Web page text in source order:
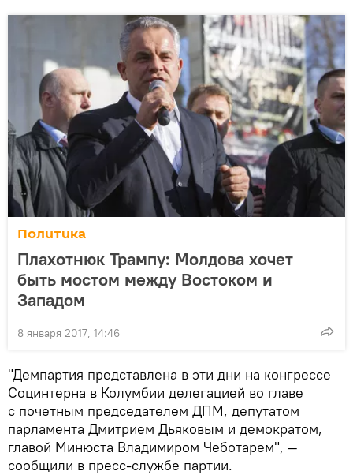
Политика
Плахотнюк Трампу: Молдова хочет
быть мостом между Востоком и
Западом
8 января 2017, 14:46
"Демпартия представлена в эти дни на конгрессе
Социнтерна в Колумбии делегацией во главе
с почетным председателем ДПМ, депутатом
парламента Дмитрием Дьяковым и демократом,
главой Минюста Владимиром Чеботарем", —
сообщили в пресс-службе партии.